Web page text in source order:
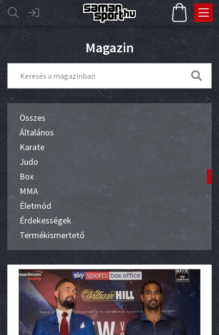
Magazin
Összes
Általános
Karate
Judo
Box
MMA
Életmód
Érdekességek
Termékismertető